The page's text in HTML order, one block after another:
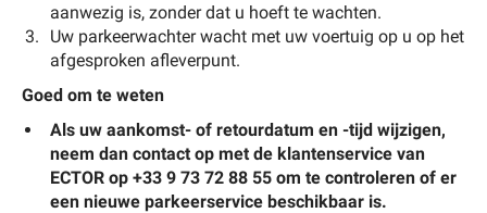
aanwezig is, zonder dat u hoeft te wachten.
Uw parkeerwachter wacht met uw voertuig op u op het
afgesproken afleverpunt.
Goed om te weten
Als uw aankomst- of retourdatum en -tijd wijzigen,
neem dan contact op met de klantenservice van
ECTOR op +33 9 73 72 88 55 om te controleren of er
een nieuwe parkeerservice beschikbaar is.